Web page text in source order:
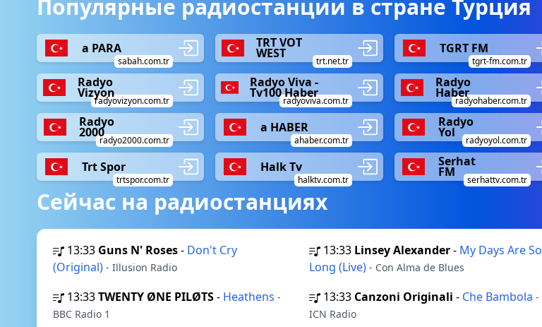
Популярные радиостанции в стране Турция
a PARA
sabah.com.tr
TRT VOT
WEST
trt.net.tr
TGRT FM
tgrt-fm.com.tr
Radyo
Vizyon
radyovizyon.com.tr
Radyo Viva -
Tv100 Haber
radyoviva.com.tr
Radyo
Haber
radyohaber.com.tr
Radyo
2000
radyo2000.com.tr
a HABER
ahaber.com.tr
Radyo
Yol
radyoyol.com.tr
Trt Spor
trtspor.com.tr
Halk Tv
halktv.com.tr
Serhat
FM
serhattv.com.tr
Сейчас на радиостанциях
13:33 Guns N' Roses- Don't Cry
(Original) - Illusion Radio
13:33 Linsey Alexander- My Days Are So
Long (Live) - Con Alma de Blues
13:33TWENTY ØNE PILØTS- Heathens -
BBC Radio 1
13:33 Canzoni Originali - Che Bambola -
ICN Radio